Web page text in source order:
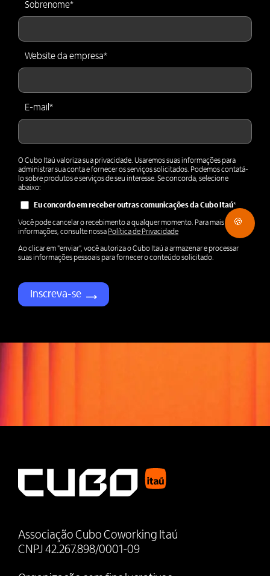
Sobrenome*
Website da empresa*
E-mail *
O Cubo Itaú valoriza sua privacidade. Usaremos suas informações para
administrar sua conta e fornecer os serviços solicitados. Podemos contatá-
lo sobre produtos e serviços de seu interesse. Se concorda, selecione
abaixo:
Eu concordo em receber outras comunicações da Cubo Itaú*
Você pode cancelar o recebimento a qualquer momento. Para mais
informações, consulte nossa Política de Privacidade
Ao clicar em "enviar", você autoriza o Cubo Itaú a armazenar e processar
suas informações pessoais para fornecer o conteúdo solicitado.
Associação Cubo Coworking Itaú
CNPJ 42.267.898/0001-09
🍪